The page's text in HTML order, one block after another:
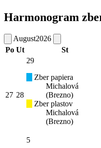
Harmonogram
August2026
Po Ut St
27 28
29
Zber papiera
Michalová
(Brezno)
Zber plastov
Michalová
(Brezno)
5